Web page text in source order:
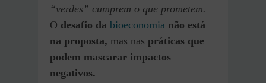
“verdes” cumprem o que prometem.
O desafio da bioeconomia não está
na proposta, mas nas práticas que
podem mascarar impactos
negativos.